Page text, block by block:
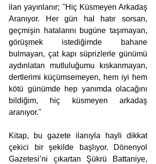
ilan yayınlanır; "Hiç Küsmeyen Arkadaş
Aranıyor. Her gün hal hatır sorsan,
geçmişin hatalarını bugüne taşımayan,
görüşmek istediğimde bahane
bulmayan, çat kapı süprizlerle günümü
aydınlatan mutluluğumu kıskanmayan,
dertlerimi küçümsemeyen, hem iyi hem
kötü günümde hep yanımda olacağını
bildiğim, hiç küsmeyen arkadaş
aranıyor."
Kitap, bu gazete ilanıyla hayli dikkat
çekici bir şekilde başlıyor. Dönenyol
Gazetesi’ni çıkartan Şükrü Battaniye,